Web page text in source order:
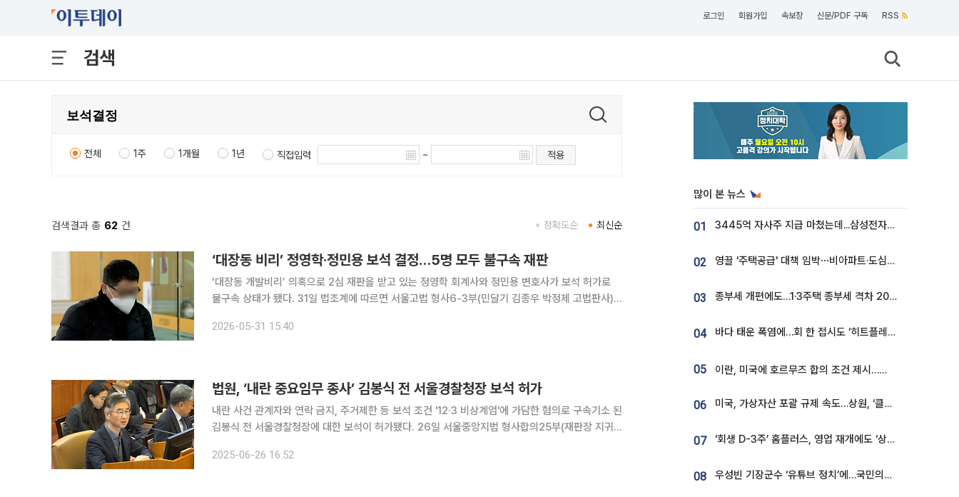
로그인 회원가입 속보창 신문/PDF 구독 RSS
검색
전체 1주 1개월 1년 직접입력 ~ 적용
검색결과 총 62 건 최신순
정확도순
‘대장동 비리’ 정영학·정민용 보석 결정…5명 모두 불구속 재판
‘대장동 개발비리’ 의혹으로 2심 재판을 받고 있는 정영학 회계사와 정민용 변호사가 보석 허가로
불구속 상태가 됐다. 31일 법조계에 따르면 서울고법 형사6-3부(민달기 김종우 박정제 고법판사)
고인 5명 전원이 불구속 상태로 재판받게 됐다. 유동규 전 성
2026-05-31 15:40
법원, ‘내란 중요임무 종사’ 김봉식 전 서울경찰청장 보석 허가
내란 사건 관계자와 연락 금지, 주거제한 등 보석 조건 '12·3 비상계엄'에 가담한 혐의로 구속기소 된
김봉식 전 서울경찰청장에 대한 보석이 허가됐다. 26일 서울중앙지법 형사합의25부(재판장 지귀
전 청장은 1월 8일 기소돼 7월 7일 구속 기간 만료를
2025-06-26 16:52
많이 본 뉴스
01 3445억 자사주 지급 마쳤는데...삼성전자 DX노조, 뒤늦은 '떼쓰기 집회'
02 영끌 '주택공급' 대책 임박⋯비아파트·도심복합까지 총동원
03 종부세 개편에도…1·3주택 종부세 격차 2028년부터 확대
04 바다 태운 폭염에…회 한 접시도 ‘히트플레이션’
05 이란, 미국에 호르무즈 합의 조건 제시…美 “경기 아직 안 끝나” [종합]
06 미국, 가상자산 포괄 규제 속도…상원, ‘클래리티법’ 9월 절차투표 추진
07 ‘회생 D-3주’ 홈플러스, 영업 재개에도 ‘상품 공급망’ 복구가 생존 관건
08 우성빈 기장군수 ‘유튜브 정치’에…국민의힘 군의원들 집단 반발